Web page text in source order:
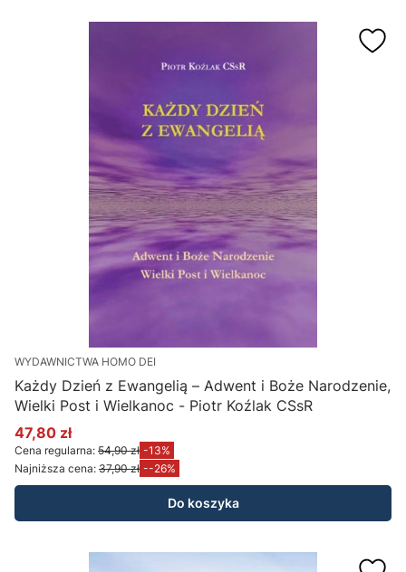
WYDAWNICTWA HOMO DEI
Każdy Dzień z Ewangelią – Adwent i Boże Narodzenie,
Wielki Post i Wielkanoc - Piotr Koźlak CSsR
Cena promocyjna
47,80 zł
Cena regularna: 54,90 zł -13%
Najniższa cena: 37,90 zł --26%
Do koszyka